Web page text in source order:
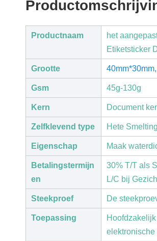
Productnaam
het
Etiketsticker
Grootte
Gsm 45g-130g
Kern Document
Zelfklevend type Hete
Eigenschap Maak
Betalingstermijn
en
30% T/T als
L/C bij
Steekproef De
Toepassing
elektronische